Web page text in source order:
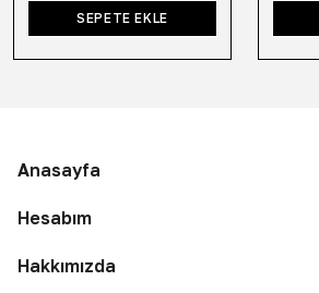
SEPETE EKLE
Anasayfa
Hesabım
Hakkımızda